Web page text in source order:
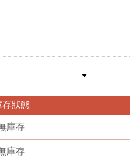
存狀態
庫存
庫存